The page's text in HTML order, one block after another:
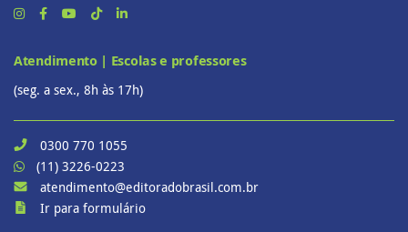
Atendimento | Escolas e professores
(seg. a sex., 8h às 17h)
0300 770 1055
(11) 3226-0223
atendimento@editoradobrasil.com.br
Ir para formulário